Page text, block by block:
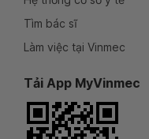
Tìm bác sĩ
Làm việc tại Vinmec
Tải App MyVinmec